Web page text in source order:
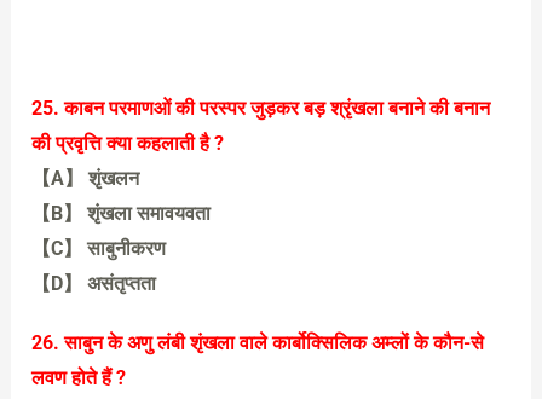
25. काबन परमाणओं की परस्पर जुड़कर बड़ श्रृंखला बनाने की बनान
की प्रवृत्ति क्या कहलाती है ?
【A】 शृंखलन
【B】 शृंखला समावयवता
【C】 साबुनीकरण
【D】 असंतृप्तता
【A】 शृंखलन
26. साबुन के अणु लंबी शृंखला वाले कार्बोक्सिलिक अम्लों के कौन-से
लवण होते हैं ?